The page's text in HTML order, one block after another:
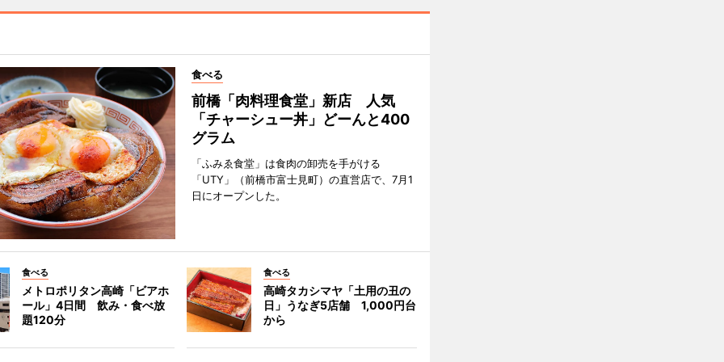
食べる
前橋「肉料理食堂」新店 人気
「チャーシュー丼」どーんと400
グラム
「ふみゑ食堂」は食肉の卸売を手がける
「UTY」（前橋市富士見町）の直営店で、7月1
日にオープンした。
食べる
メトロポリタン高崎「ビアホ
ール」4日間 飲み・食べ放
題120分
食べる
高崎タカシマヤ「土用の丑の
日」うなぎ5店舗 1,000円台
から